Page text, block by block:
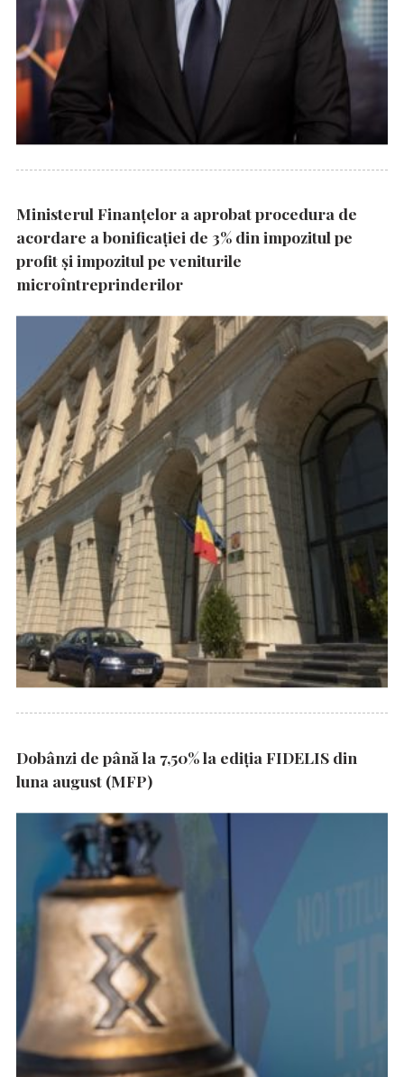
Ministerul Finanțelor a aprobat procedura de
acordare a bonificației de 3% din impozitul pe
profit și impozitul pe veniturile
microîntreprinderilor
Dobânzi de până la 7,50% la ediția FIDELIS din
luna august (MFP)